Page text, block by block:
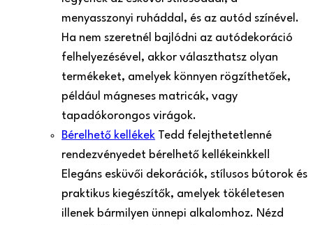
menyasszonyi ruháddal, és az autód színével.
Ha nem szeretnél bajlódni az autódekoráció
felhelyezésével, akkor választhatsz olyan
termékeket, amelyek könnyen rögzíthetőek,
például mágneses matricák, vagy
tapadókorongos virágok.
Bérelhető kellékek Tedd felejthetetlenné
rendezvényedet bérelhető kellékeinkkel!
Elegáns esküvői dekorációk, stílusos bútorok és
praktikus kiegészítők, amelyek tökéletesen
illenek bármilyen ünnepi alkalomhoz. Nézd